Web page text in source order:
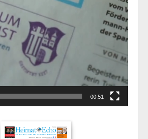
00:51